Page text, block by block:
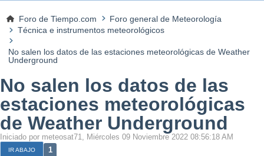
Foro de Tiempo.com
Foro general de Meteorología
Técnica e instrumentos meteorológicos
No salen los datos de las estaciones meteorológicas de Weather
Underground
No salen los datos de las
estaciones meteorológicas
de Weather Underground
Iniciado por meteosat71, Miércoles 09 Noviembre 2022 08:56:18 AM
IR ABAJO 1